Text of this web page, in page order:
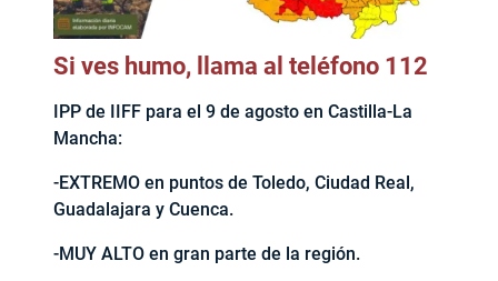
Si ves humo, llama al teléfono 112
IPP de IIFF para el 9 de agosto en Castilla-La
Mancha:
-EXTREMO en puntos de Toledo, Ciudad Real,
Guadalajara y Cuenca.
-MUY ALTO en gran parte de la región.